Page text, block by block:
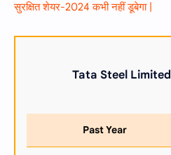
सुरक्षित शेयर-2024 कभी नहीं डूबेगा |
Tata Steel Limited
Past Year